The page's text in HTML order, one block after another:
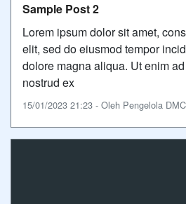
Sample Post 2
Lorem ipsum dolor sit amet,
elit, sed do eiusmod tempor
dolore magna aliqua. Ut enim
nostrud ex
15/01/2023 21:23 - Oleh Pengelola